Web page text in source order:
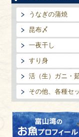
うなぎの蒲焼
昆布〆
一夜干し
すり身
活（生）ガニ・
その他、各種セ